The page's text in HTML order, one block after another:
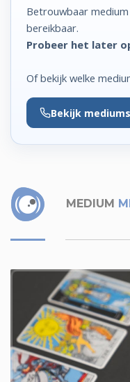
Betrouwbaar
bereikbaar.
Probeer het later
Of bekijk welke
Bekijk
MEDIUM